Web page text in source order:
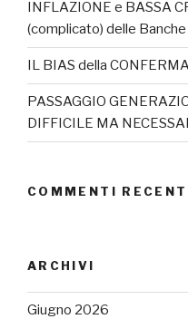
INFLAZIONE e BASSA
(complicato) delle
IL BIAS della
PASSAGGIO
DIFFICILE MA
COMMENTI
ARCHIVI
Giugno 2026